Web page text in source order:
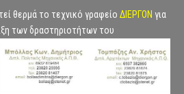
θερμά το τεχνικό γραφείο ΔΙΕΡΓΟΝ για
των δραστηριοτήτων του